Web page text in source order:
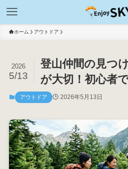
ホーム アウトドア
登山仲間の見つ
が大切！初心者
2026
5/13
アウトドア 2026年5月13日